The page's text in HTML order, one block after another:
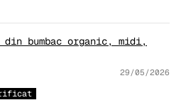
din bumbac organic, midi,
29/05/2026